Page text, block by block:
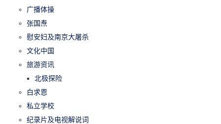
广播体操
张国焘
慰安妇及南京大屠杀
文化中国
旅游资讯
北极探险
白求恩
私立学校
纪录片及电视解说词